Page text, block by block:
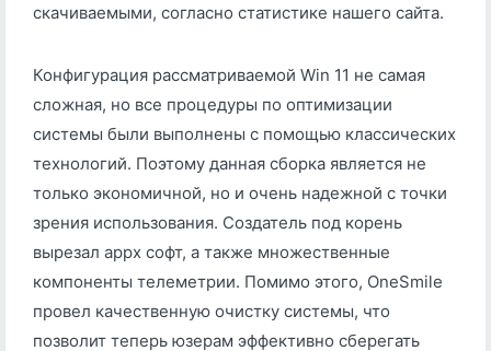
скачиваемыми, согласно статистике нашего сайта.
Конфигурация рассматриваемой Win 11 не самая
сложная, но все процедуры по оптимизации
системы были выполнены с помощью классических
технологий. Поэтому данная сборка является не
только экономичной, но и очень надежной с точки
зрения использования. Создатель под корень
вырезал appx софт, а также множественные
компоненты телеметрии. Помимо этого, OneSmile
провел качественную очистку системы, что
позволит теперь юзерам эффективно сберегать